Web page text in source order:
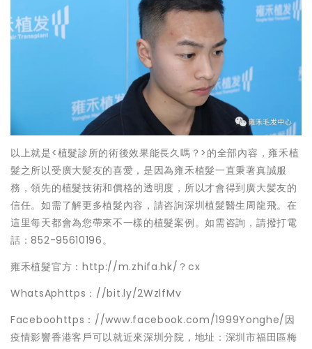
以上就是<植髮診所的術後效果能長久嗎？>的全部內容，雍禾植
髮之所以受廣大髪友的喜愛，是因為雍禾植髮一直秉著真誠服
務，領先的植髮技術和價格的透明度，所以才會得到廣大髪友的
信任。如需了解更多植髮內容，請咨詢深圳植髮醫生周龍飛。在
這里每天都會為您帶來不一樣的植髮案例。如需咨詢，請撥打電
話：852-95610196。
雍禾植髮官方：http://m.zhifa.hk/？cx
WhatsAphttps：//bit.ly/2WzlfMv
Faceboohttps：//www.facebook.com/1999Yonghe/因
疫情影響香港客戶可以就近來深圳分院，地址：深圳市福田區梅